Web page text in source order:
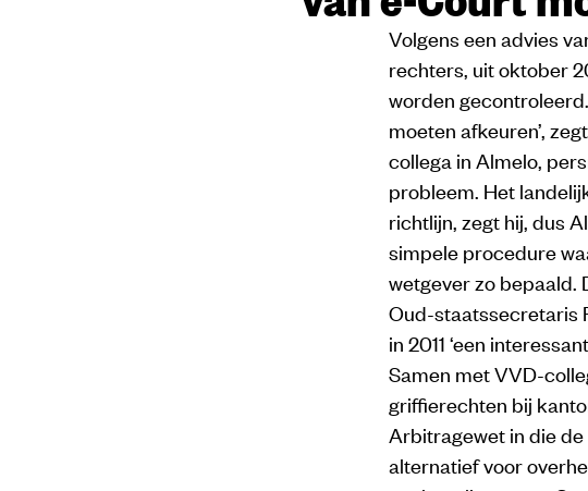
Volgens een advies
rechters, uit oktober
worden
moeten afkeuren’,
collega in Almelo,
probleem. Het
richtlijn, zegt hij, dus
simpele procedure
wetgever zo bepaald.
Oud-staatssecretaris
in 2011 ‘een
Samen met VVD-
griffierechten bij
Arbitragewet in die
alternatief voor